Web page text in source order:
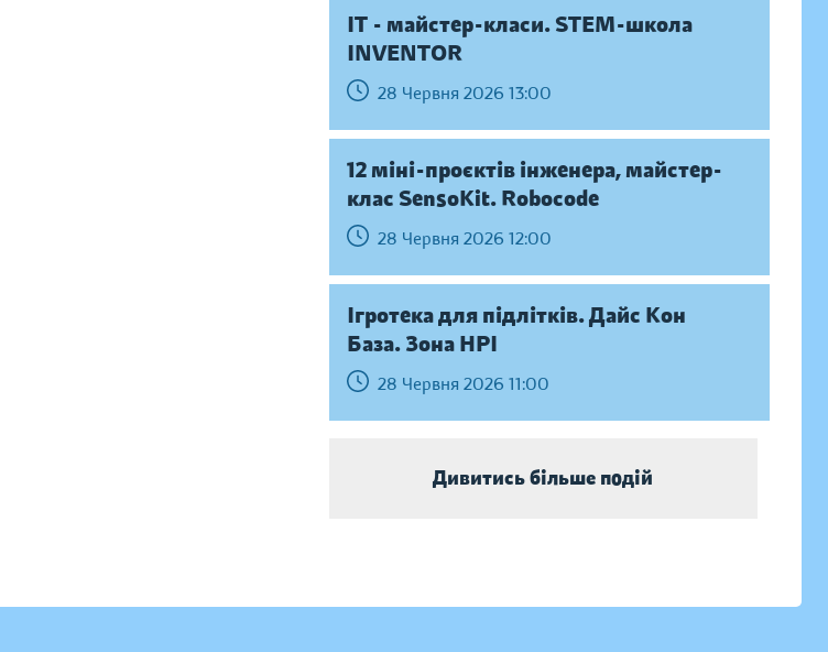
IT - майстер-класи. STEM-школа
INVENTOR
28 Червня 2026 13:00
12 міні-проєктів інженера, майстер-
клас SensoKit. Robocode
28 Червня 2026 12:00
Ігротека для підлітків. Дайс Кон
База. Зона НРІ
28 Червня 2026 11:00
Дивитись більше подій